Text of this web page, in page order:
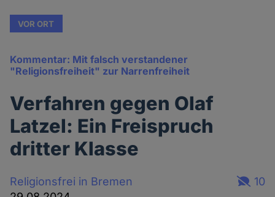
VOR ORT
Kommentar: Mit falsch verstandener
"Religionsfreiheit" zur Narrenfreiheit
Verfahren gegen Olaf
Latzel: Ein Freispruch
dritter Klasse
Religionsfrei in Bremen
10